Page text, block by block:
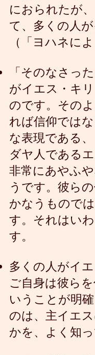
におられたが
て、多くの人
（「ヨハネに
「そのなさっ
がイエス・キ
のです。その
れば信仰では
な表現である
ダヤ人である
非常にあやふ
うです。彼ら
かなうもので
す。それはい
す。
多くの人がイ
ご自身は彼ら
いうことが明
のは、主イエ
かを、よく知